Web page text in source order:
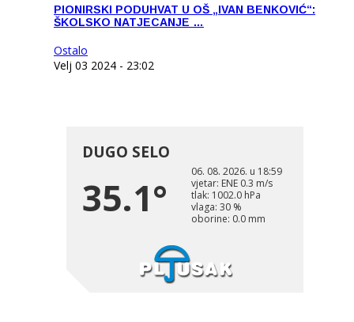
PIONIRSKI PODUHVAT U OŠ „IVAN BENKOVIĆ“:
ŠKOLSKO NATJECANJE …
Ostalo
Velj 03 2024 - 23:02